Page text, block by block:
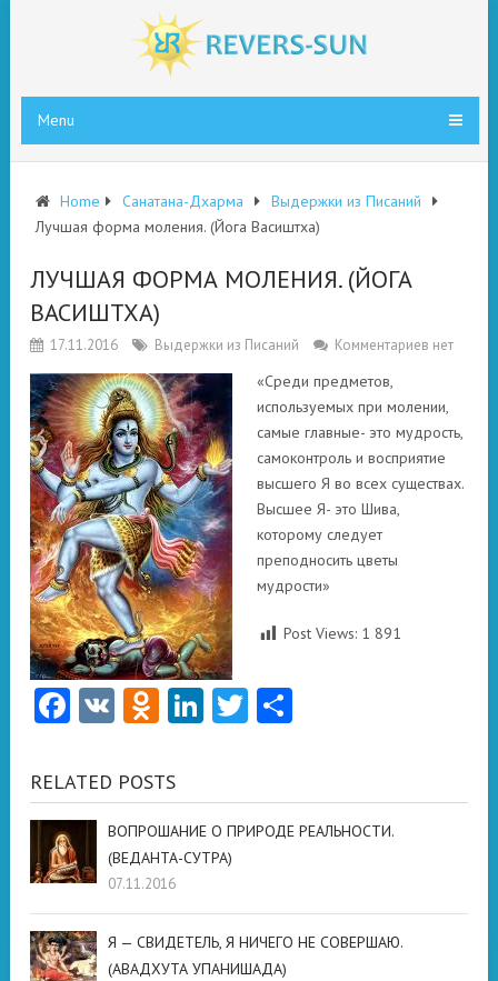
Menu
Home Санатана-Дхарма
Выдержки из Писаний
Лучшая форма моления. (Йога Васиштха)
ЛУЧШАЯ ФОРМА МОЛЕНИЯ. (ЙОГА
ВАСИШТХА)
17.11.2016 Выдержки из Писаний Комментариев нет
«Среди предметов,
используемых при молении,
самые главные- это мудрость,
самоконтроль и восприятие
высшего Я во всех существах.
Высшее Я- это Шива,
которому следует
преподносить цветы
мудрости»
Post Views: 1 891
Facebook
VK Odnoklassniki
LinkedIn
Twitter
RELATED POSTS
ВОПРОШАНИЕ О ПРИРОДЕ РЕАЛЬНОСТИ.
(ВЕДАНТА-СУТРА)
07.11.2016
Я — СВИДЕТЕЛЬ, Я НИЧЕГО НЕ СОВЕРШАЮ.
(АВАДХУТА УПАНИШАДА)